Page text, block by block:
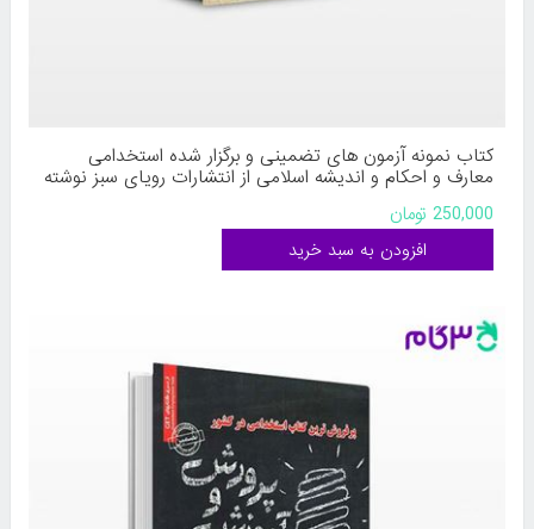
کتاب نمونه آزمون های تضمینی و برگزار شده استخدامی
معارف و احکام و اندیشه اسلامی از انتشارات رویای سبز نوشته
محمدعلی عزیزی
250,000 تومان